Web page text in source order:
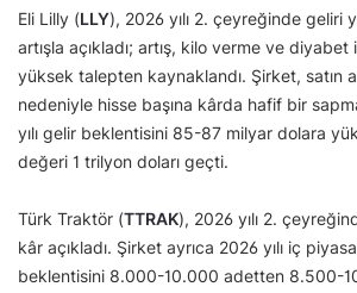
Eli Lilly (LLY), 2026 yılı 2. çeyreğinde geliri
artışla açıkladı; artış, kilo verme ve diyabet
yüksek talepten kaynaklandı. Şirket, satın
nedeniyle hisse başına kârda hafif bir
yılı gelir beklentisini 85-87 milyar dolara
değeri 1 trilyon doları geçti.
Türk Traktör (TTRAK), 2026 yılı 2.
kâr açıkladı. Şirket ayrıca 2026 yılı iç
beklentisini 8.000-10.000 adetten 8.500-